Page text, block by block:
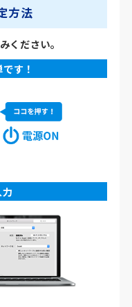
方法
ください。
す！